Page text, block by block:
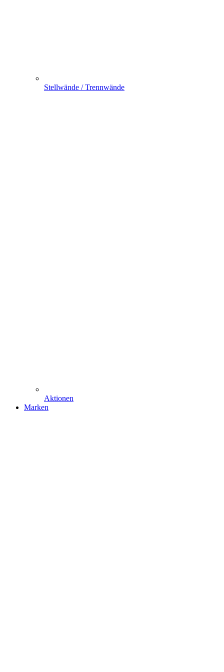
Stellwände / Trennwände
Aktionen
Marken